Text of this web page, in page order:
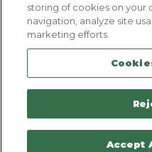
Politique
Politique
storing of cookies on your
navigation, analyze site
marketing efforts.
Accept